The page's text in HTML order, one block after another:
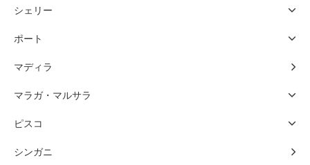
シェリー
ポート
マディラ
マラガ・マルサラ
ピスコ
シンガニ